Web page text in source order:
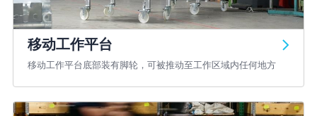
移动工作平台
移动工作平台底部装有脚轮，可被推动至工作区域内任何地方